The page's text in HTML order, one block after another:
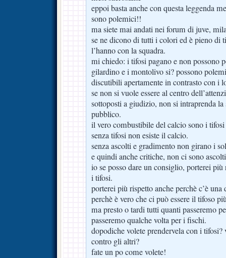
eppoi basta anche con questa leggenda
sono polemici!!
ma siete mai andati nei forum di juve,
se ne dicono di tutti i colori ed è pieno di
l’hanno con la squadra.
mi chiedo: i tifosi pagano e non possono
gilardino e i montolivo si? possono
discutibili apertamente in contrasto con i
se non si vuole essere al centro
sottoposti a giudizio, non si intraprenda la
pubblico.
il vero combustibile del calcio sono i
senza tifosi non esiste il calcio.
senza ascolti e gradimento non girano i
e quindi anche critiche, non ci sono ascolti
io se posso dare un consiglio, porterei
i tifosi.
porterei più rispetto anche perchè c’è
perchè è vero che ci può essere il tifoso
ma presto o tardi tutti quanti passeremo
passeremo qualche volta per i fischi.
dopodiche volete prendervela con i
contro gli altri?
fate un po come volete!